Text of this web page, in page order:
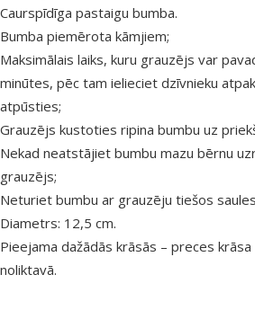
Caurspīdīga pastaigu bumba.
Bumba piemērota kāmjiem;
Maksimālais laiks, kuru grauzējs var
minūtes, pēc tam ielieciet dzīvnieku
atpūsties;
Grauzējs kustoties ripina bumbu uz
Nekad neatstājiet bumbu mazu bērnu
grauzējs;
Neturiet bumbu ar grauzēju tiešos
Diametrs: 12,5 cm.
Pieejama dažādās krāsās – preces
noliktavā.